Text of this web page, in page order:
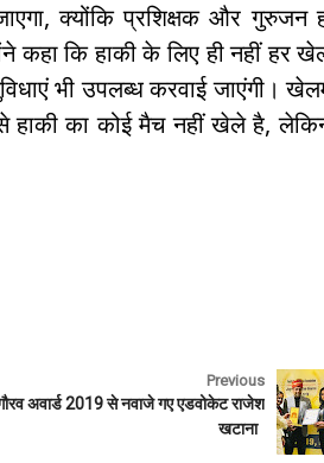
क्योंकि प्रशिक्षक और गुरुजन
कहा कि हाकी के लिए ही नहीं हर
भी उपलब्ध करवाई जाएंगी।
का कोई मैच नहीं खेले है,
Previous
अवार्ड 2019 से नवाजे गए एडवोकेट राजेश
खटाना